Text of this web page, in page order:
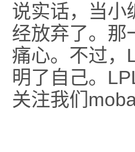
说实话，当小
经放弃了。那
痛心。不过，
明了自己。
关注我们